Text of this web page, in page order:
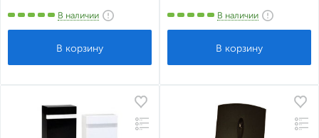
В наличии В наличии